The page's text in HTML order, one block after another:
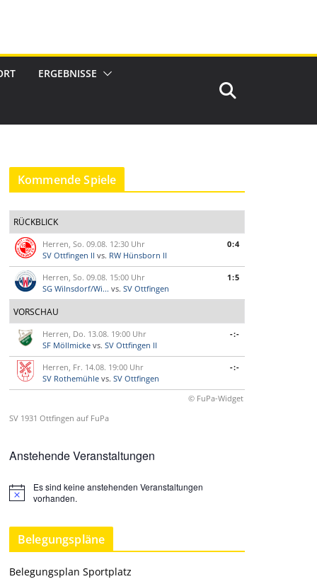
ERGEBNISSE
Kommende Spiele
RÜCKBLICK
Herren, So. 09.08. 12:30 Uhr
SV Ottfingen II vs. RW Hünsborn II
0:4
Herren, So. 09.08. 15:00 Uhr
SG Wilnsdorf/Wi... vs. SV Ottfingen
1:5
VORSCHAU
Herren, Do. 13.08. 19:00 Uhr
SF Möllmicke vs. SV Ottfingen II
-:-
Herren, Fr. 14.08. 19:00 Uhr
SV Rothemühle vs. SV Ottfingen
-:-
© FuPa-Widget
SV 1931 Ottfingen auf FuPa
Anstehende Veranstaltungen
H
w
i
Es sind keine anstehenden Veranstaltungen
vorhanden.
Belegungspläne
Belegungsplan Sportplatz